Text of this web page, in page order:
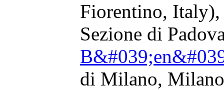
Fiorentino,
Sezione di
di Milano,